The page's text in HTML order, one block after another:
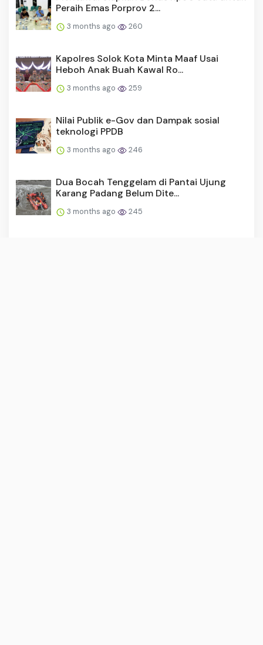
Peraih Emas Porprov 2...
3 months ago 260
Kapolres Solok Kota Minta Maaf Usai
Heboh Anak Buah Kawal Ro...
3 months ago 259
Nilai Publik e-Gov dan Dampak sosial
teknologi PPDB
3 months ago 246
Dua Bocah Tenggelam di Pantai Ujung
Karang Padang Belum Dite...
3 months ago 245